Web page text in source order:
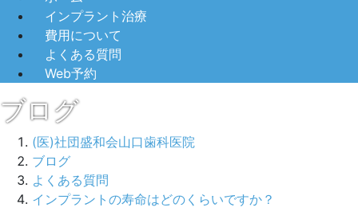
インプラント治療
費用について
よくある質問
Web予約
ブログ
(医)社団盛和会山口歯科医院
ブログ
よくある質問
インプラントの寿命はどのくらいですか？